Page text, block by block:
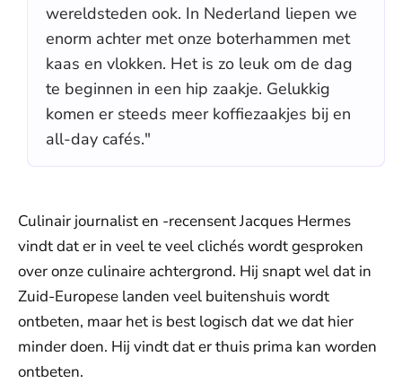
wereldsteden ook. In Nederland liepen we
enorm achter met onze boterhammen met
kaas en vlokken. Het is zo leuk om de dag
te beginnen in een hip zaakje. Gelukkig
komen er steeds meer koffiezaakjes bij en
all-day cafés."
Culinair journalist en -recensent Jacques Hermes
vindt dat er in veel te veel clichés wordt gesproken
over onze culinaire achtergrond. Hij snapt wel dat in
Zuid-Europese landen veel buitenshuis wordt
ontbeten, maar het is best logisch dat we dat hier
minder doen. Hij vindt dat er thuis prima kan worden
ontbeten.